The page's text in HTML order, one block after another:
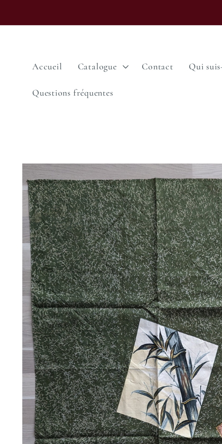
Accueil Catalogue Contact Qui
Questions fréquentes
Passer aux
informations
produits